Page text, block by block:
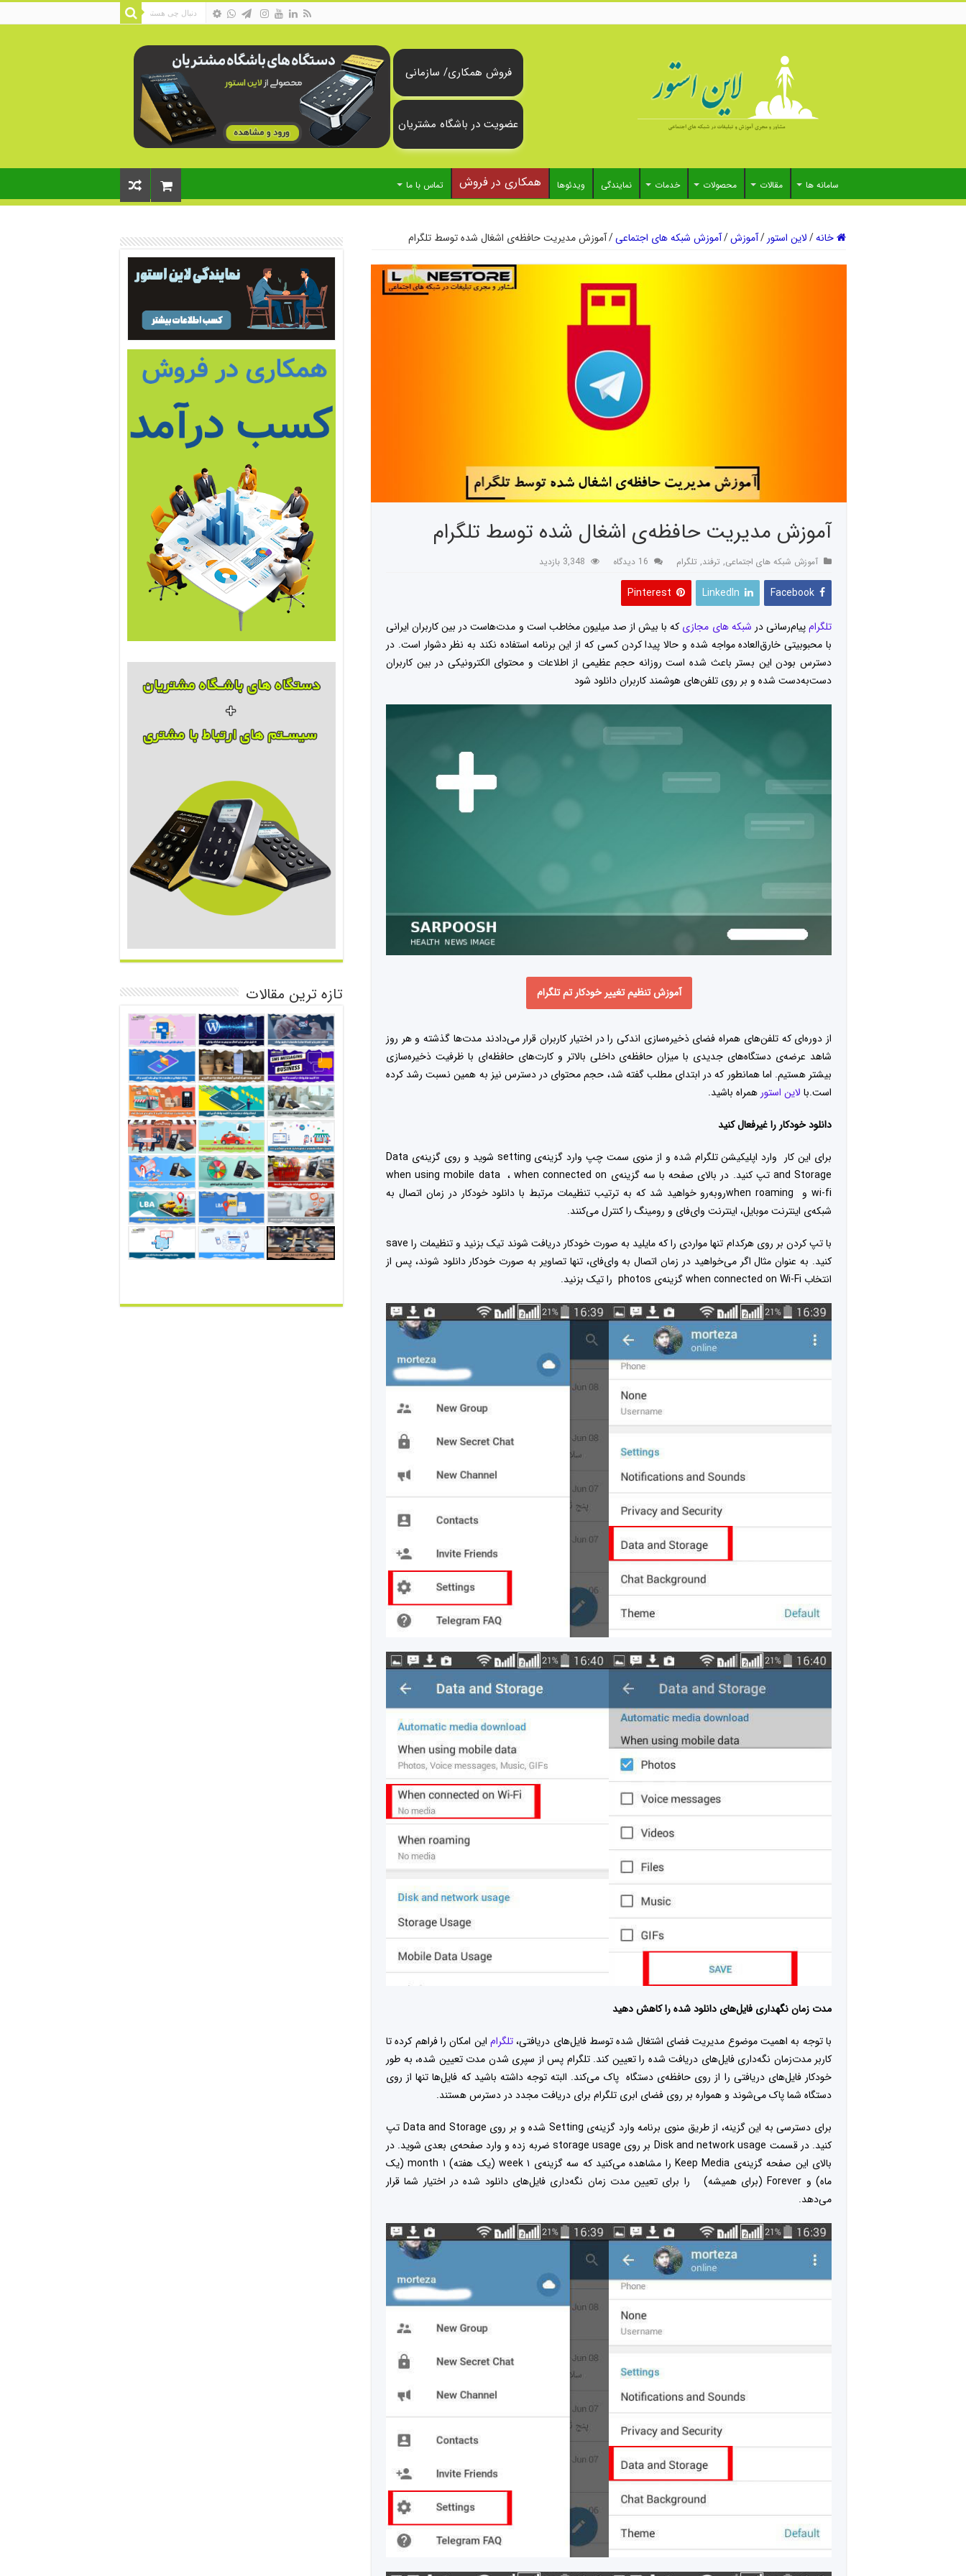
فروش همکاری/ سازمانی
عضویت در باشگاه مشتریان
سامانه ها مقالات محصولات خدمات نمایندگی ویدئوها همکاری در فروش تماس با ما
خانه/لاین استور/آموزش/آموزش شبکه های اجتماعی/آموزش مدیریت حافظه‌ی اشغال شده توسط تلگرام
آموزش مدیریت حافظه‌ی اشغال شده توسط تلگرام
آموزش شبکه های اجتماعی, ترفند, تلگرام 16 دیدگاه 3,348 بازدید
Facebook
LinkedIn
Pinterest
تلگرامپیام‌رسانی در شبکه های مجازی که با بیش از صد میلیون مخاطب است و مدت‌هاست در بین کاربران ایرانی
با محبوبیتی خارق‌العاده مواجه شده و حالا پیدا کردن کسی که از این برنامه استفاده نکند به نظر دشوار است. در
دسترس بودن این بستر باعث شده است روزانه حجم عظیمی از اطلاعات و محتوای الکترونیکی در بین کاربران
دست‌به‌دست شده و بر روی تلفن‌های هوشمند کاربران دانلود شود
آموزش تنظیم تغییر خودکار تم تلگرام
از دوره‌ای که تلفن‌های همراه فضای ذخیره‌سازی اندکی را در اختیار کاربران قرار می‌دادند مدت‌ها گذشته و هر روز
شاهد عرضه‌ی دستگاه‌های جدیدی با میزان حافظه‌ی داخلی بالاتر و کارت‌های حافظه‌ای با ظرفیت ذخیره‌‌سازی
بیشتر هستیم. اما همانطور که در ابتدای مطلب گفته شد، حجم محتوای در دسترس نیز به همین نسبت رشد کرده
است.با لاین استور همراه باشید.
دانلود خودکار را غیرفعال کنید
برای این کار وارد اپلیکیشن تلگرام شده و از منوی سمت چپ وارد گزینه‌ی setting شوید و روی گزینه‌ی Data
and Storage تپ کنید. در بالای صفحه‌ با سه گزینه‌ی when using mobile data ، when connected on
wi-fi و when roamingرو‌به‌رو خواهید شد که به ترتیب تنظیمات مرتبط با دانلود خودکار در زمان اتصال به
شبکه‌ی اینترنت موبایل، اینترنت وای‌فای و رومینگ را کنترل می‌کنند.
با تپ کردن بر روی هرکدام تنها مواردی را که مایلید به صورت خودکار دریافت شوند تیک بزنید و تنظیمات را save
کنید. به عنوان مثال اگر می‌خواهید در زمان اتصال به وای‌فای، تنها تصاویر به صورت خودکار دانلود شوند، پس از
انتخاب when connected on Wi-Fi گزینه‌ی photos را تیک بزنید.
مدت زمان نگهداری فایل‌های دانلود شده را کاهش دهید
با توجه به اهمیت موضوع مدیریت فضای اشتغال شده توسط فایل‌های دریافتی،تلگرام این امکان را فراهم کرده تا
کاربر مدت‌زمان نگه‌داری فایل‌های دریافت شده را تعیین کند. تلگرام پس از سپری شدن مدت تعیین شده، به طور
خودکار فایل‌های دریافتی را از روی حافظه‌ی دستگاه پاک می‌کند. البته توجه داشته باشید که فایل‌ها تنها از روی
دستگاه‌ شما پاک می‌شوند و همواره بر روی فضای ابری تلگرام برای دریافت مجدد در دسترس هستند.
برای دسترسی به این گزینه‌، از طریق منوی برنامه وارد گزینه‌ی Setting شده و بر روی Data and Storage تپ
کنید. در قسمت Disk and network usage بر روی storage usage ضربه زده و وارد صفحه‌ی بعدی شوید. در
بالای این صفحه گزینه‌ی Keep Media را مشاهده می‌کنید که سه گزینه‌ی ۱ week (یک هفته) ۱ month (یک
ماه) و Forever (برای همیشه) را برای تعیین مدت زمان نگه‌داری فایل‌های دانلود شده در اختیار شما قرار
می‌دهد.
تازه ترین مقالات